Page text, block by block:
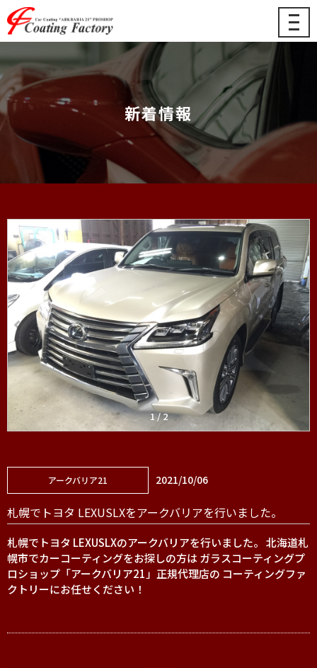
メ
ニ
新着情報
1/2
アークバリア21 2021/10/06
札幌でトヨタ LEXUSLXをアークバリアを行いました。
札幌でトヨタ LEXUSLXのアークバリアを行いました。 北海道札
幌市でカーコーティングをお探しの方は ガラスコーティングプ
ロショップ「アークバリア21」正規代理店の コーティングファ
クトリーにお任せください！